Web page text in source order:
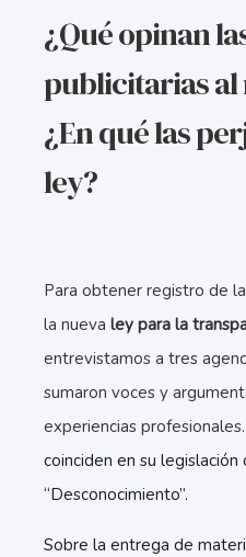
¿Qué opinan
publicitarias al
¿En qué las
ley?
Para obtener registro de
la nueva ley para la
entrevistamos a tres
sumaron voces y
experiencias profesionales.
coinciden en su legislación
“Desconocimiento”.
Sobre la entrega de